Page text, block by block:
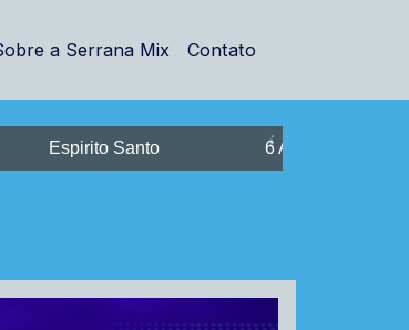
a Serrana Mix Contato
Espirito Santo 6 Ago